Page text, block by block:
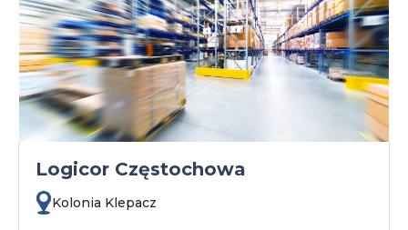
Logicor Częstochowa
Kolonia Klepacz